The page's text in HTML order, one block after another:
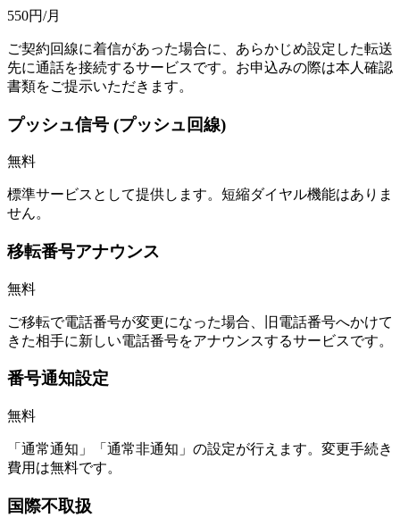
550円/月
ご契約回線に着信があった場合に、あらかじめ設定した転送
先に通話を接続するサービスです。お申込みの際は本人確認
書類をご提示いただきます。
プッシュ信号 (プッシュ回線)
無料
標準サービスとして提供します。短縮ダイヤル機能はありま
せん。
移転番号アナウンス
無料
ご移転で電話番号が変更になった場合、旧電話番号へかけて
きた相手に新しい電話番号をアナウンスするサービスです。
番号通知設定
無料
「通常通知」「通常非通知」の設定が行えます。変更手続き
費用は無料です。
国際不取扱